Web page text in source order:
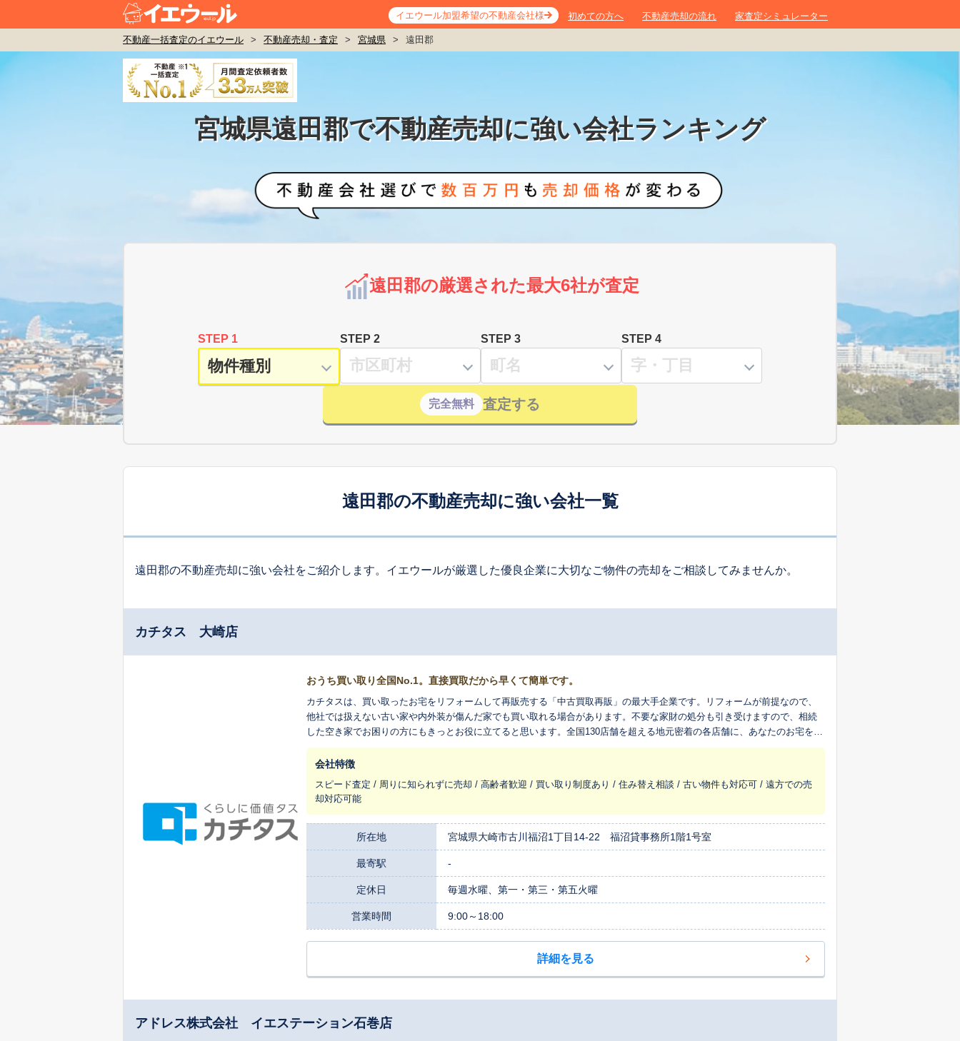
イエウール加盟希望の不動産会社様 初めての方へ 不動産売却の流れ 家査定シミュレーター
不動産一括査定のイエウール > 不動産売却・査定 > 宮城県 > 遠田郡
宮城県遠田郡で不動産売却に強い会社ランキング
遠田郡の厳選された最大6社が査定
STEP 1 STEP 2 STEP 3 STEP 4
完全無料 査定する
遠田郡の不動産売却に強い会社一覧
遠田郡の不動産売却に強い会社をご紹介します。イエウールが厳選した優良企業に大切なご物件の売却をご相談してみませんか。
カチタス 大崎店
おうち買い取り全国No.1。直接買取だから早くて簡単です。
カチタスは、買い取ったお宅をリフォームして再販売する「中古買取再販」の最大手企業です。リフォームが前提なので、
他社では扱えない古い家や内外装が傷んだ家でも買い取れる場合があります。不要な家財の処分も引き受けますので、相続
した空き家でお困りの方にもきっとお役に立てると思います。全国130店舗を超える地元密着の各店舗に、あなたのお宅を生
まれ変わらせ、長く住みつなぐお手伝いをさせてください。
会社特徴
スピード査定 / 周りに知られずに売却 / 高齢者歓迎 / 買い取り制度あり / 住み替え相談 / 古い物件も対応可 / 遠方での売
却対応可能
所在地 宮城県大崎市古川福沼1丁目14-22 福沼貸事務所1階1号室
最寄駅 -
定休日 毎週水曜、第一・第三・第五火曜
営業時間 9:00～18:00
詳細を見る
アドレス株式会社 イエステーション石巻店